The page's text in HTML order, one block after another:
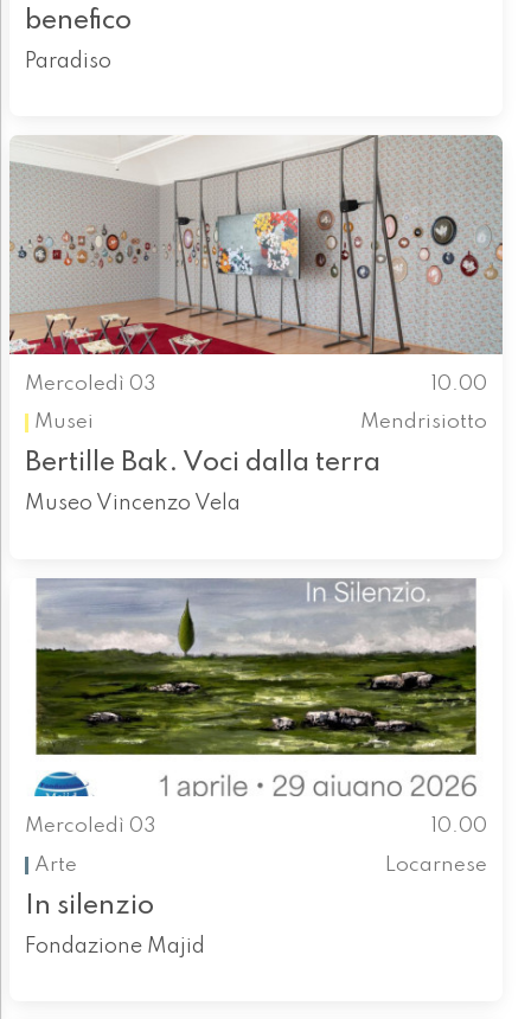
benefico
Paradiso
Mercoledì 03
10.00
Musei
Mendrisiotto
Bertille Bak. Voci dalla terra
Museo Vincenzo Vela
Mercoledì 03
10.00
Arte
Locarnese
In silenzio
Fondazione Majid